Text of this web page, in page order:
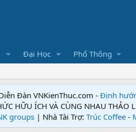
Đại Học Phổ Thông
Đàn VNKienThuc.com - Định
HỮU ÍCH VÀ CÙNG NHAU THẢO
groups | Nhà Tài Trợ: Trúc Coffee -